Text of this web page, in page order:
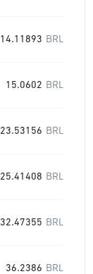
14.11893 BRL
15.0602 BRL
23.53156 BRL
25.41408 BRL
32.47355 BRL
36.2386 BRL